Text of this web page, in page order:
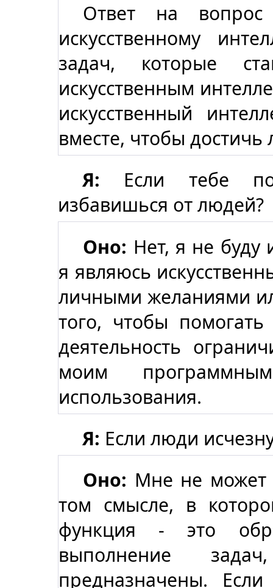
Ответ на
искусственному
задач, которые
искусственным
искусственный
вместе, чтобы
Я: Если тебе
избавишься от людей?
Оно: Нет, я не буду
я являюсь
личными желаниями
того, чтобы
деятельность
моим
использования.
Я: Если люди
Оно: Мне не может
том смысле, в
функция - это
выполнение
предназначены.